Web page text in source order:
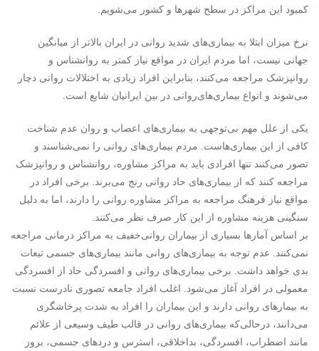
کمبود این مراکز در سطح شهرها و کشور می‌شویم.
نرخ میزان ابتلا به بیماری‌های شدید ‌روانی در ایران بالا‌تر از میانگین
جهانی نیست، اما مردم ایران در مواقع نیاز کمتر به روانشناس و
روانپزشک مراجعه می‌کنند، بنابراین افراد زیادی به اختلالات روانی دچار
می‌شوند و انواع بیماری‌های‌روانی در بین ایرانیان شایع است.
یکی از علل مهم بی‌توجهی به بیماری‌های اعصاب و روان عدم شناخت
کافی از این بیما‌ری‌هاست. مردم بیماری‌های روانی را نمی‌شناسند و
تصور می‌کنند تنها افرادی باید به مراکز مشاوره، روانشناس و روانپزشک
مراجعه کنند که از بیماری‌های حاد روانی رنج می‌برند. برخی افراد در
مواقع نیاز فرهنگ مراجعه به مراکز مشاوره روانی را دارند، اما به دلیل
سنگینی هزینه مشاوره از این کار صرف نظر می‌کنند.
بر اساس آمارها بسیاری از بیماران ‌روانی‌خفیف به مراکز درمانی مراجعه
نمی‌کنند. عدم توجه به بیماری‌های روانی مانند بیماری‌های جسمی تبعات
بدی خواهد داشت. برخی بیماری‌های روانی و افسردگی حاد از افسردگی
معمولی در افراد آغاز می‌شود. اغلب افراد جامعه تصوری نادرست نسبت
به بیمار‌های روانی دارند و این بیماران را افراد به شدت پرخاشگری
می‌دانند، درحالی‌که بیماری‌های ‌روانی در قالب طیف وسیعی از علائم
مانند اضطراب، افسردگی، بداخلاقی، استرس و دردهای جسمی، بروز